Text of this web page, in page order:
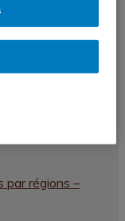
par régions –
régions –
par régions –